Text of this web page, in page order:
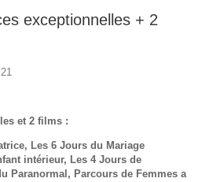
exceptionnelles + 2
et 2 films :
Les 6 Jours du Mariage
intérieur, Les 4 Jours de
Paranormal, Parcours de Femmes a